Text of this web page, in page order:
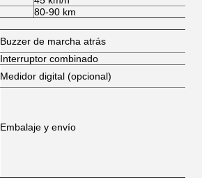
80-90 km
Buzzer de marcha atrás
Interruptor combinado
Medidor digital (opcional)
Embalaje y envío